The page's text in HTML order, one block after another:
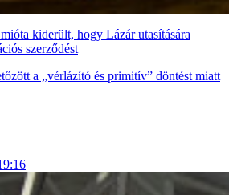
kiderült, hogy Lázár utasítására
szerződést
a „vérlázító és primitív” döntést miatt